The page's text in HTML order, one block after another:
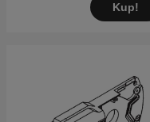
Kup!